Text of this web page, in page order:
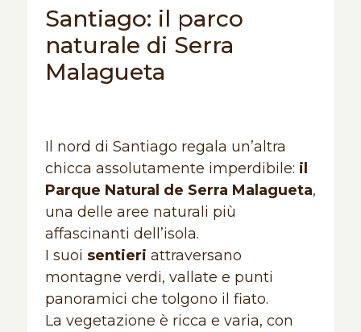
Santiago: il parco
naturale di Serra
Malagueta
Il nord di Santiago regala un’altra
chicca assolutamente imperdibile: il
Parque Natural de Serra Malagueta,
una delle aree naturali più
affascinanti dell’isola.
I suoi sentieri attraversano
montagne verdi, vallate e punti
panoramici che tolgono il fiato.
La vegetazione è ricca e varia, con